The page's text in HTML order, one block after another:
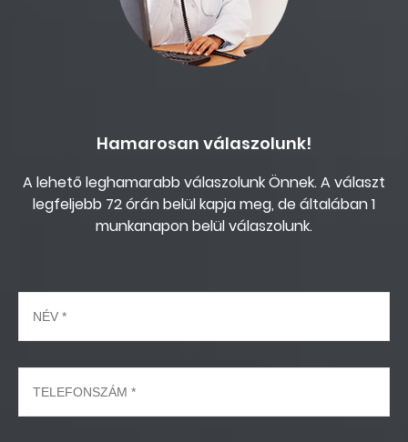
Hamarosan válaszolunk!
A lehető leghamarabb válaszolunk Önnek. A választ
legfeljebb 72 órán belül kapja meg, de általában 1
munkanapon belül válaszolunk.